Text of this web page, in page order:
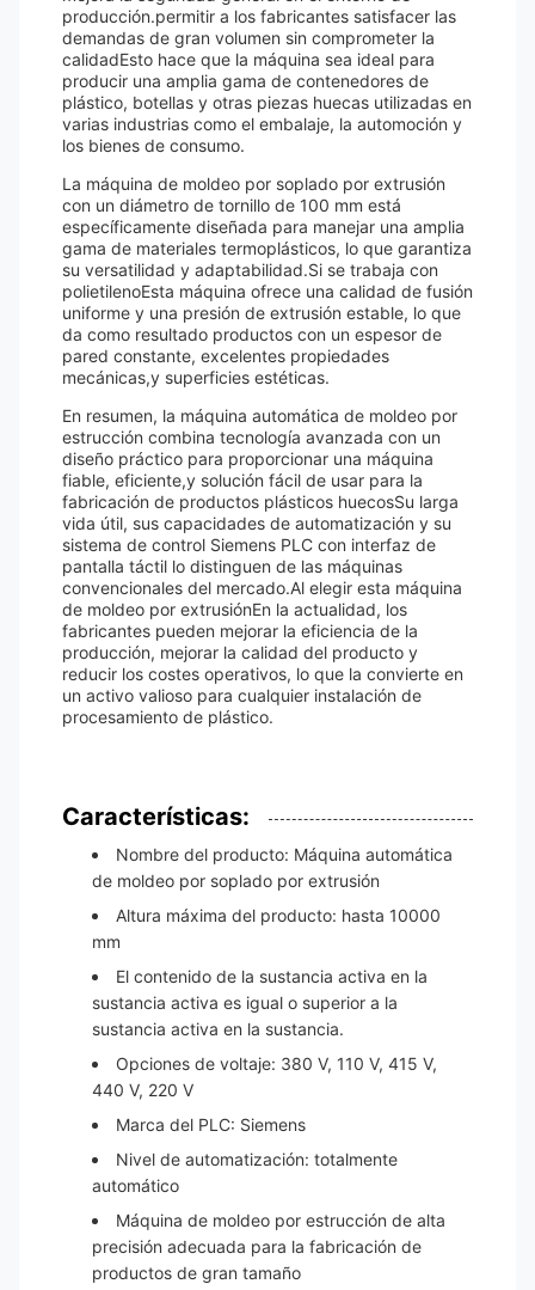
producción.permitir a los fabricantes satisfacer las
demandas de gran volumen sin comprometer la
calidadEsto hace que la máquina sea ideal para
producir una amplia gama de contenedores de
plástico, botellas y otras piezas huecas utilizadas en
varias industrias como el embalaje, la automoción y
los bienes de consumo.
La máquina de moldeo por soplado por extrusión
con un diámetro de tornillo de 100 mm está
específicamente diseñada para manejar una amplia
gama de materiales termoplásticos, lo que garantiza
su versatilidad y adaptabilidad.Si se trabaja con
polietilenoEsta máquina ofrece una calidad de fusión
uniforme y una presión de extrusión estable, lo que
da como resultado productos con un espesor de
pared constante, excelentes propiedades
mecánicas,y superficies estéticas.
En resumen, la máquina automática de moldeo por
estrucción combina tecnología avanzada con un
diseño práctico para proporcionar una máquina
fiable, eficiente,y solución fácil de usar para la
fabricación de productos plásticos huecosSu larga
vida útil, sus capacidades de automatización y su
sistema de control Siemens PLC con interfaz de
pantalla táctil lo distinguen de las máquinas
convencionales del mercado.Al elegir esta máquina
de moldeo por extrusiónEn la actualidad, los
fabricantes pueden mejorar la eficiencia de la
producción, mejorar la calidad del producto y
reducir los costes operativos, lo que la convierte en
un activo valioso para cualquier instalación de
procesamiento de plástico.
Características:
Nombre del producto: Máquina automática
de moldeo por soplado por extrusión
Altura máxima del producto: hasta 10000
mm
El contenido de la sustancia activa en la
sustancia activa es igual o superior a la
sustancia activa en la sustancia.
Opciones de voltaje: 380 V, 110 V, 415 V,
440 V, 220 V
Marca del PLC: Siemens
Nivel de automatización: totalmente
automático
Máquina de moldeo por estrucción de alta
precisión adecuada para la fabricación de
productos de gran tamaño